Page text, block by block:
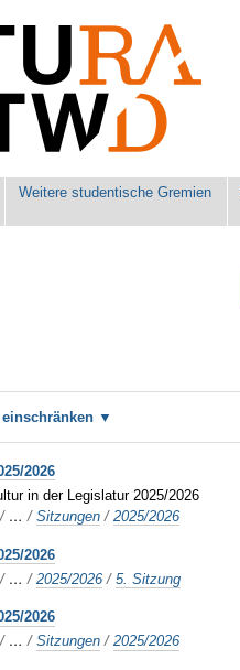
Weitere studentische Gremien
2026
in der Legislatur 2025/2026
/ …/Sitzungen /2025/2026
2026
/ …/2025/2026 /5. Sitzung
2026
/ …/Sitzungen /2025/2026